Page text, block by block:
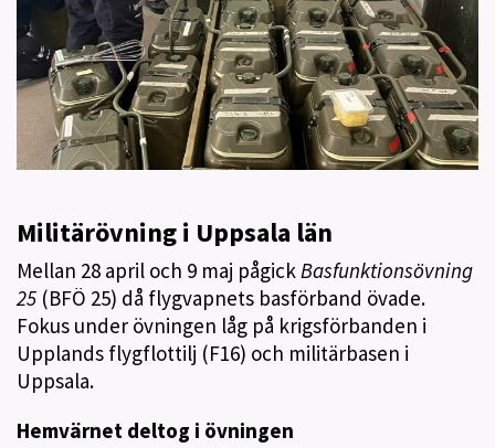
Militärövning i Uppsala län
Mellan 28 april och 9 maj pågickBasfunktionsövning
25 (BFÖ 25) då flygvapnets basförband övade.
Fokus under övningen låg på krigsförbanden i
Upplands flygflottilj (F16) och militärbasen i
Uppsala.
Hemvärnet deltog i övningen